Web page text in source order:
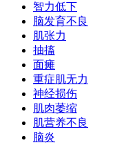
智力低下
脑发育不良
肌张力
抽搐
面瘫
重症肌无力
神经损伤
肌肉萎缩
肌营养不良
脑炎